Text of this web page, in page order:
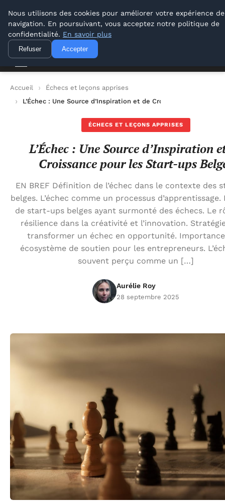
Lyon Photos
Lyon Photos
Accueil
Échecs et leçons apprises
L’Échec : Une Source d’Inspiration et de Croissance pour les
ÉCHECS ET LEÇONS APPRISES
L’Échec : Une Source d’Inspiration
Croissance pour les Start-ups
EN BREF Définition de l’échec dans le contexte des
belges. L’échec comme un processus d’apprentissage.
de start-ups belges ayant surmonté des échecs. Le
résilience dans la créativité et l’innovation.
transformer un échec en opportunité. Importance
écosystème de soutien pour les entrepreneurs.
souvent perçu comme un […]
Aurélie Roy
28 septembre 2025
Nous utilisons des cookies pour améliorer votre expérience de
navigation. En poursuivant, vous acceptez notre politique de
confidentialité. En savoir plus
Refuser Accepter